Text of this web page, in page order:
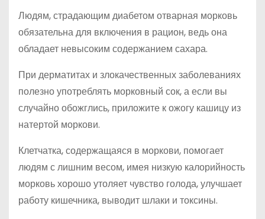
Людям, страдающим диабетом отварная морковь
обязательна для включения в рацион, ведь она
обладает невысоким содержанием сахара.
При дерматитах и злокачественных заболеваниях
полезно употреблять морковный сок, а если вы
случайно обожглись, приложите к ожогу кашицу из
натертой моркови.
Клетчатка, содержащаяся в моркови, помогает
людям с лишним весом, имея низкую калорийность
морковь хорошо утоляет чувство голода, улучшает
работу кишечника, выводит шлаки и токсины.